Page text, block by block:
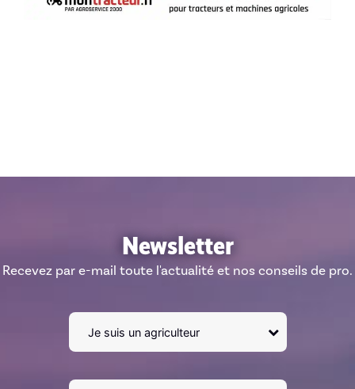
Newsletter
Recevez par e-mail toute l'actualité et nos conseils de pro.